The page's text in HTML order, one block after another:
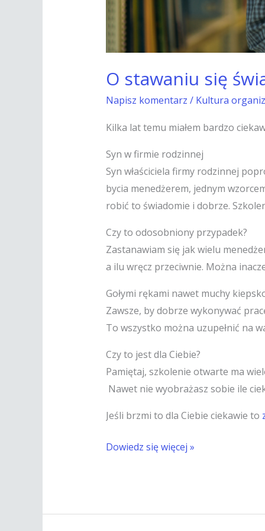
O stawaniu się
Napisz komentarz / Kultura
Kilka lat temu miałem bardzo
Syn w firmie rodzinnej
Syn właściciela firmy rodzinnej
bycia menedżerem, jednym
robić to świadomie i dobrze.
Czy to odosobniony przypadek?
Zastanawiam się jak wielu
a ilu wręcz przeciwnie. Można
Gołymi rękami nawet muchy
Zawsze, by dobrze wykonywać
To wszystko można uzupełnić na
Czy to jest dla Ciebie?
Pamiętaj, szkolenie otwarte ma
Nawet nie wyobrażasz sobie ile
Jeśli brzmi to dla Ciebie ciekawie to
Dowiedz się więcej »